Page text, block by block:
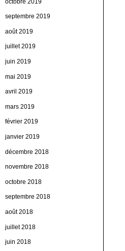
septembre 2019
août 2019
juillet 2019
juin 2019
mai 2019
avril 2019
mars 2019
février 2019
janvier 2019
décembre 2018
novembre 2018
octobre 2018
septembre 2018
août 2018
juillet 2018
juin 2018